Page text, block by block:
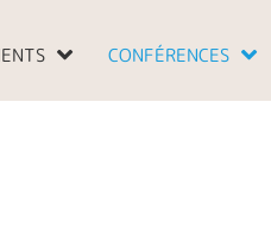
CONFÉRENCES